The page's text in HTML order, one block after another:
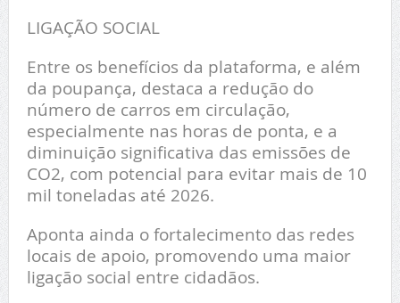
LIGAÇÃO SOCIAL
Entre os benefícios da plataforma, e além
da poupança, destaca a redução do
número de carros em circulação,
especialmente nas horas de ponta, e a
diminuição significativa das emissões de
CO2, com potencial para evitar mais de 10
mil toneladas até 2026.
Aponta ainda o fortalecimento das redes
locais de apoio, promovendo uma maior
ligação social entre cidadãos.